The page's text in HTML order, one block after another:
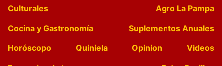
Culturales
Agro La Pampa
Cocina y Gastronomía
Suplementos Anuales
Horóscopo
Quiniela Opinion
Videos